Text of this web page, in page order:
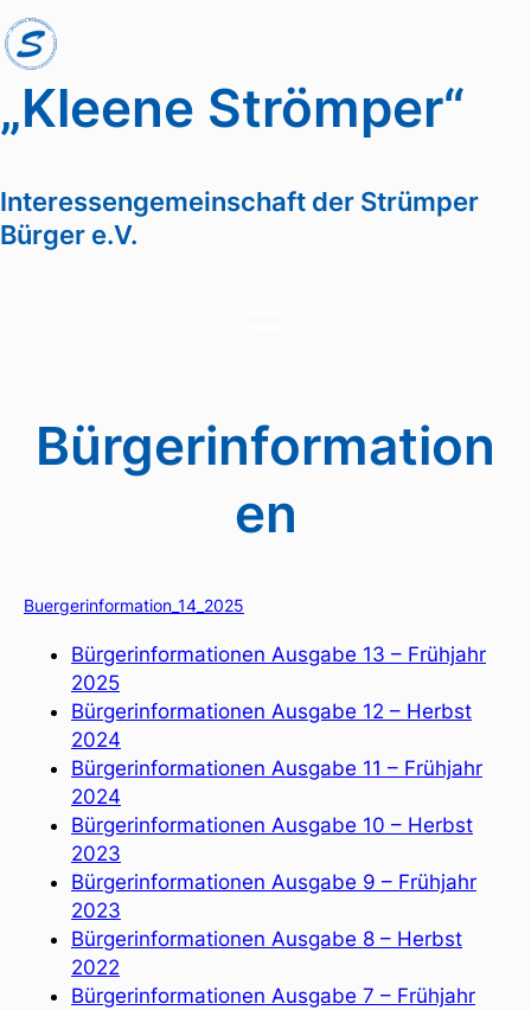
Zum
Inhalt
springen
„Kleene Strömper“
Interessengemeinschaft der Strümper
Bürger e.V.
Bürgerinformation
en
Buergerinformation_14_2025
Bürgerinformationen Ausgabe 13 – Frühjahr
2025
Bürgerinformationen Ausgabe 12 – Herbst
2024
Bürgerinformationen Ausgabe 11 – Frühjahr
2024
Bürgerinformationen Ausgabe 10 – Herbst
2023
Bürgerinformationen Ausgabe 9 – Frühjahr
2023
Bürgerinformationen Ausgabe 8 – Herbst
2022
Bürgerinformationen Ausgabe 7 – Frühjahr